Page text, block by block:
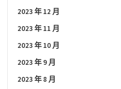
2023 年 12 月
2023 年 11 月
2023 年 10 月
2023 年 9 月
2023 年 8 月